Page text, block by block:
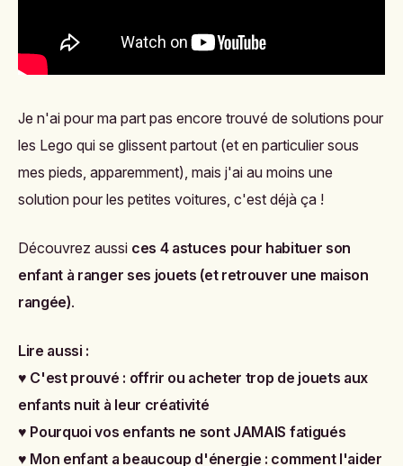
Je n'ai pour ma part pas encore trouvé de solutions pour
les Lego qui se glissent partout (et en particulier sous
mes pieds, apparemment), mais j'ai au moins une
solution pour les petites voitures, c'est déjà ça !
Découvrez aussi ces 4 astuces pour habituer son
enfant à ranger ses jouets (et retrouver une maison
rangée).
Lire aussi :
♥ C'est prouvé : offrir ou acheter trop de jouets aux
enfants nuit à leur créativité
♥ Pourquoi vos enfants ne sont JAMAIS fatigués
♥ Mon enfant a beaucoup d'énergie : comment l'aider